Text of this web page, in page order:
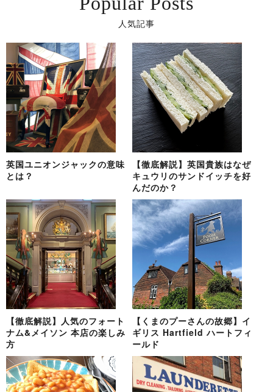
人気記事
英国ユニオンジャックの意味
とは？
【徹底解説】英国貴族はなぜ
キュウリのサンドイッチを好
んだのか？
【徹底解説】人気のフォート
ナム&メイソン 本店の楽しみ
方
【くまのプーさんの故郷】イ
ギリス Hartfield ハートフィ
ールド